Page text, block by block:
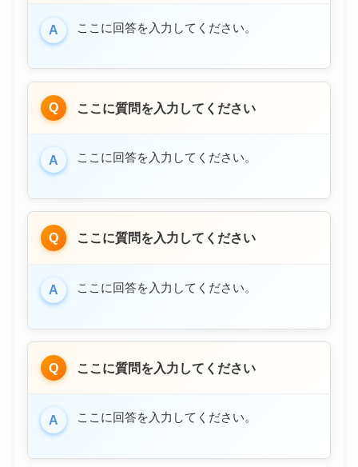
A ここに回答を入力してください。
Q ここに質問を入力してください
A ここに回答を入力してください。
Q ここに質問を入力してください
A ここに回答を入力してください。
Q ここに質問を入力してください
A ここに回答を入力してください。